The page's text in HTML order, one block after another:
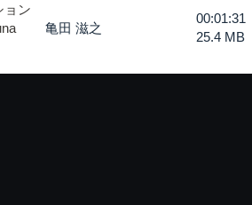
ョン
亀田 滋之
00:01:31
25.4 MB